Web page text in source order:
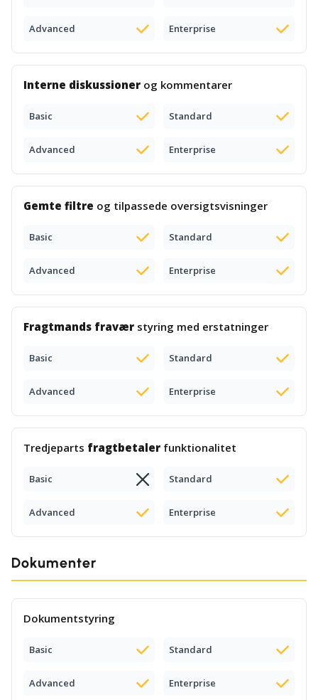
Advanced Enterprise
Interne diskussioner og kommentarer
Basic Standard
Advanced Enterprise
Gemte filtre og tilpassede oversigtsvisninger
Basic Standard
Advanced Enterprise
Fragtmands fravær styring med erstatninger
Basic Standard
Advanced Enterprise
Tredjeparts fragtbetaler funktionalitet
Basic Standard
Advanced Enterprise
Dokumenter
Dokumentstyring
Basic Standard
Advanced Enterprise